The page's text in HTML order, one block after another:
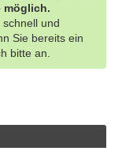
möglich.
und
Sie bereits ein
bitte an.